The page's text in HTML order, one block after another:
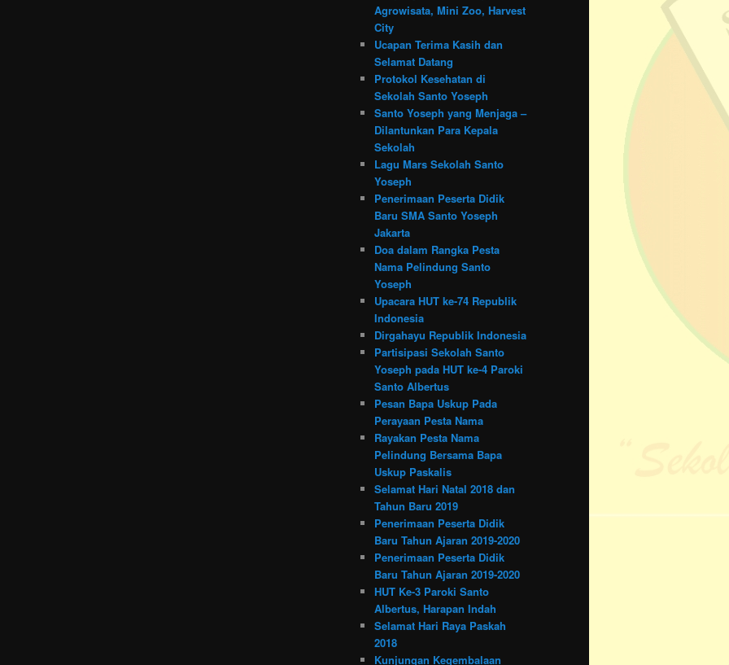
Agrowisata, Mini Zoo, Harvest
City
Ucapan Terima Kasih dan
Selamat Datang
Protokol Kesehatan di
Sekolah Santo Yoseph
Santo Yoseph yang Menjaga –
Dilantunkan Para Kepala
Sekolah
Lagu Mars Sekolah Santo
Yoseph
Penerimaan Peserta Didik
Baru SMA Santo Yoseph
Jakarta
Doa dalam Rangka Pesta
Nama Pelindung Santo
Yoseph
Upacara HUT ke-74 Republik
Indonesia
Dirgahayu Republik Indonesia
Partisipasi Sekolah Santo
Yoseph pada HUT ke-4 Paroki
Santo Albertus
Pesan Bapa Uskup Pada
Perayaan Pesta Nama
Rayakan Pesta Nama
Pelindung Bersama Bapa
Uskup Paskalis
Selamat Hari Natal 2018 dan
Tahun Baru 2019
Penerimaan Peserta Didik
Baru Tahun Ajaran 2019-2020
Penerimaan Peserta Didik
Baru Tahun Ajaran 2019-2020
HUT Ke-3 Paroki Santo
Albertus, Harapan Indah
Selamat Hari Raya Paskah
2018
Kunjungan Kegembalaan